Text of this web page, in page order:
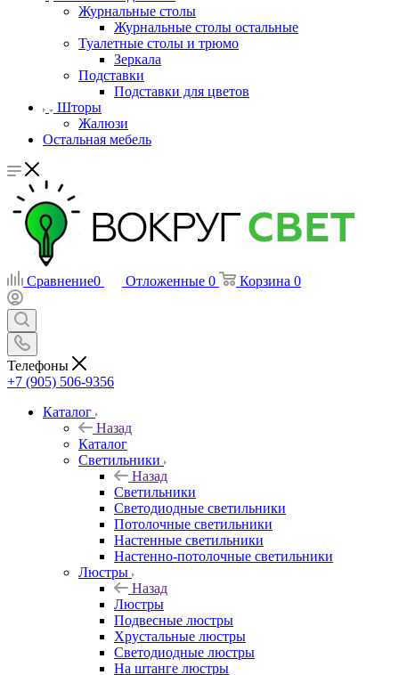
Журнальные столы
Журнальные столы остальные
Туалетные столы и трюмо
Зеркала
Подставки
Подставки для цветов
Шторы
Жалюзи
Остальная мебель
Сравнение0 Отложенные 0 Корзина 0
Телефоны
+7 (905) 506-9356
Каталог
Назад
Каталог
Светильники
Назад
Светильники
Светодиодные светильники
Потолочные светильники
Настенные светильники
Настенно-потолочные светильники
Люстры
Назад
Люстры
Подвесные люстры
Хрустальные люстры
Светодиодные люстры
На штанге люстры